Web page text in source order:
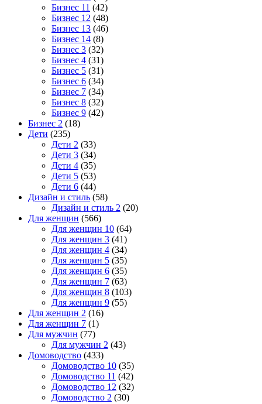
Бизнес 11 (42)
Бизнес 12 (48)
Бизнес 13 (46)
Бизнес 14 (8)
Бизнес 3 (32)
Бизнес 4 (31)
Бизнес 5 (31)
Бизнес 6 (34)
Бизнес 7 (34)
Бизнес 8 (32)
Бизнес 9 (42)
Бизнес 2 (18)
Дети (235)
Дети 2 (33)
Дети 3 (34)
Дети 4 (35)
Дети 5 (53)
Дети 6 (44)
Дизайн и стиль (58)
Дизайн и стиль 2 (20)
Для женщин (566)
Для женщин 10 (64)
Для женщин 3 (41)
Для женщин 4 (34)
Для женщин 5 (35)
Для женщин 6 (35)
Для женщин 7 (63)
Для женщин 8 (103)
Для женщин 9 (55)
Для женщин 2 (16)
Для женщин 7 (1)
Для мужчин (77)
Для мужчин 2 (43)
Домоводство (433)
Домоводство 10 (35)
Домоводство 11 (42)
Домоводство 12 (32)
Домоводство 2 (30)